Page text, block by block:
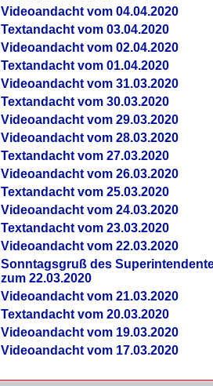
Videoandacht vom 04.04.2020
Textandacht vom 03.04.2020
Videoandacht vom 02.04.2020
Textandacht vom 01.04.2020
Videoandacht vom 31.03.2020
Textandacht vom 30.03.2020
Videoandacht vom 29.03.2020
Videoandacht vom 28.03.2020
Textandacht vom 27.03.2020
Videoandacht vom 26.03.2020
Textandacht vom 25.03.2020
Videoandacht vom 24.03.2020
Textandacht vom 23.03.2020
Videoandacht vom 22.03.2020
Sonntagsgruß des
zum 22.03.2020
Videoandacht vom 21.03.2020
Textandacht vom 20.03.2020
Videoandacht vom 19.03.2020
Videoandacht vom 17.03.2020